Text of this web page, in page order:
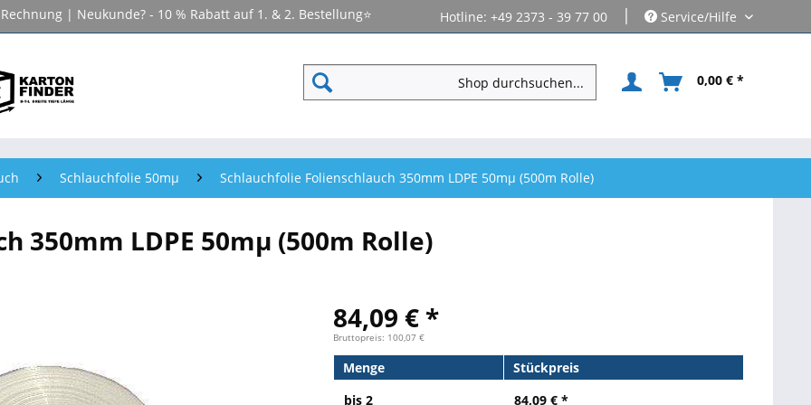
| Neukunde? - 10 % Rabatt auf 1. & 2. Bestellung⭐ Hotline: +49 2373 - 39 77 00 | Service/Hilfe
0,00 € *
Schlauchfolie 50mµ Schlauchfolie Folienschlauch 350mm LDPE 50mµ (500m Rolle)
350mm LDPE 50mµ (500m Rolle)
84,09 € *
Bruttopreis: 100,07 €
Menge
Stückpreis
bis 2 84,09 € *